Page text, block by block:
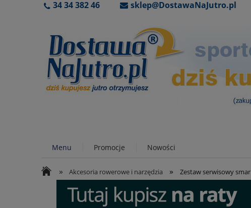
34 34 382 46 sklep@DostawaNaJutro.pl
Menu Promocje Nowości
» Akcesoria rowerowe i narzędzia » Zestaw serwisowy